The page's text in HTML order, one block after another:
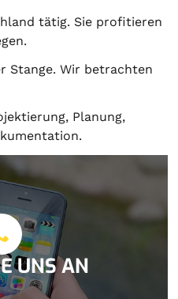
tätig. Sie profitieren
Stange. Wir betrachten
, Planung,
.
UNS AN